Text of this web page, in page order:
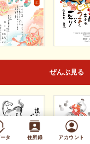
タ 住所録 アカウント
ぜんぶ見る